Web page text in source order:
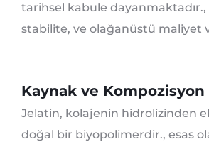
tarihsel kabule dayanmaktadır.,
stabilite, ve olağanüstü maliyet
Kaynak ve Kompozisyon
Jelatin, kolajenin hidrolizinden
doğal bir biyopolimerdir., esas